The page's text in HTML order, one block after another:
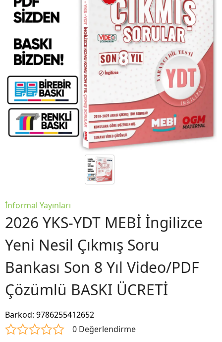
İnformal Yayınları
2026 YKS-YDT MEBİ İngilizce
Yeni Nesil Çıkmış Soru
Bankası Son 8 Yıl Video/PDF
Çözümlü BASKI ÜCRETİ
Barkod: 9786255412652
0 Değerlendirme